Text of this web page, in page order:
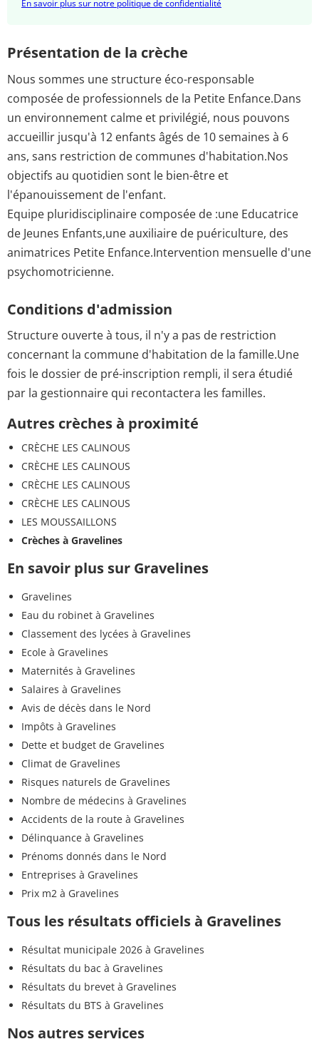
En savoir plus sur notre politique de confidentialité
Présentation de la crèche
Nous sommes une structure éco-responsable
composée de professionnels de la Petite Enfance.Dans
un environnement calme et privilégié, nous pouvons
accueillir jusqu'à 12 enfants âgés de 10 semaines à 6
ans, sans restriction de communes d'habitation.Nos
objectifs au quotidien sont le bien-être et
l'épanouissement de l'enfant.
Equipe pluridisciplinaire composée de :une Educatrice
de Jeunes Enfants,une auxiliaire de puériculture, des
animatrices Petite Enfance.Intervention mensuelle d'une
psychomotricienne.
Conditions d'admission
Structure ouverte à tous, il n'y a pas de restriction
concernant la commune d'habitation de la famille.Une
fois le dossier de pré-inscription rempli, il sera étudié
par la gestionnaire qui recontactera les familles.
Autres crèches à proximité
CRÈCHE LES CALINOUS
CRÈCHE LES CALINOUS
CRÈCHE LES CALINOUS
CRÈCHE LES CALINOUS
LES MOUSSAILLONS
Crèches à Gravelines
En savoir plus sur Gravelines
Gravelines
Eau du robinet à Gravelines
Classement des lycées à Gravelines
Ecole à Gravelines
Maternités à Gravelines
Salaires à Gravelines
Avis de décès dans le Nord
Impôts à Gravelines
Dette et budget de Gravelines
Climat de Gravelines
Risques naturels de Gravelines
Nombre de médecins à Gravelines
Accidents de la route à Gravelines
Délinquance à Gravelines
Prénoms donnés dans le Nord
Entreprises à Gravelines
Prix m2 à Gravelines
Tous les résultats officiels à Gravelines
Résultat municipale 2026 à Gravelines
Résultats du bac à Gravelines
Résultats du brevet à Gravelines
Résultats du BTS à Gravelines
Nos autres services